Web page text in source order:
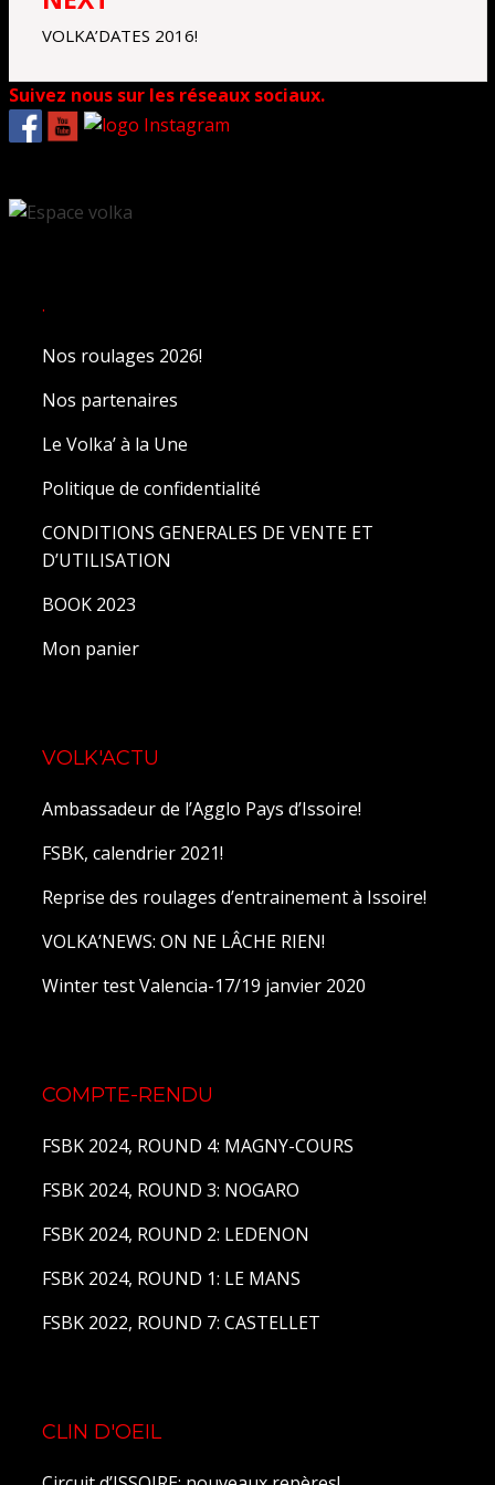
VOLKA’DATES 2016!
Suivez nous sur les réseaux sociaux.
.
Nos roulages 2026!
Nos partenaires
Le Volka’ à la Une
Politique de confidentialité
CONDITIONS GENERALES DE VENTE ET
D’UTILISATION
BOOK 2023
Mon panier
VOLK'ACTU
Ambassadeur de l’Agglo Pays d’Issoire!
FSBK, calendrier 2021!
Reprise des roulages d’entrainement à Issoire!
VOLKA’NEWS: ON NE LÂCHE RIEN!
Winter test Valencia-17/19 janvier 2020
COMPTE-RENDU
FSBK 2024, ROUND 4: MAGNY-COURS
FSBK 2024, ROUND 3: NOGARO
FSBK 2024, ROUND 2: LEDENON
FSBK 2024, ROUND 1: LE MANS
FSBK 2022, ROUND 7: CASTELLET
CLIN D'OEIL